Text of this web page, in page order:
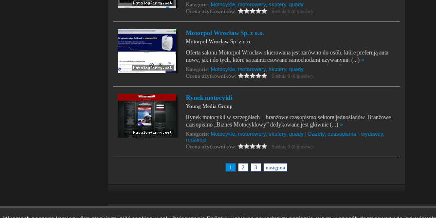
Kategorie: Motocykle, motorowery, skutery, quady
Ocena użytkowników:
Średnia 0 (0 głosów)
Motorpol Wrocław Sp. z o.o.
Motorpol Wrocław Sp. z o.o.
Oferta salonu Motorpol Wrocław skierowana jest zarówno do osób, które preferują auta
nowe, jak i do tych, które są zainteresowane samochodami używanymi. (...) »
Kategorie: Motocykle, motorowery, skutery, quady
Ocena użytkowników:
Średnia 0 (0 głosów)
Rynek motocykli
Young Media Group
Rynek motocykli w szczegółach – branżowe czasopismo sektora jednośladów. Branżowe
czasopismo „Biznes Motocyklowy” dedykowane jest głównie (...) »
Kategorie: Motocykle, motorowery, skutery, quady | Gazety, czasopisma - wydawcy,
redakcje
Ocena użytkowników:
Średnia 0 (0 głosów)
1 2 3 następna
Home|O katalogu|Dodaj firmę|Regulamin|Kontakt|Tagi|RSS|Mapa strony